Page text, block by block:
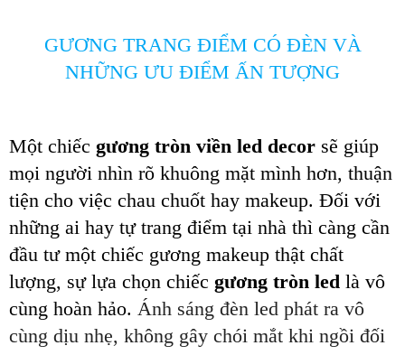
GƯƠNG TRANG ĐIỂM CÓ ĐÈN VÀ
NHỮNG ƯU ĐIỂM ẤN TƯỢNG
Một chiếc gương tròn viền led decor sẽ giúp
mọi người nhìn rõ khuông mặt mình hơn, thuận
tiện cho việc chau chuốt hay makeup. Đối với
những ai hay tự trang điểm tại nhà thì càng cần
đầu tư một chiếc gương makeup thật chất
lượng, sự lựa chọn chiếc gương tròn led là vô
cùng hoàn hảo. Ánh sáng đèn led phát ra vô
cùng dịu nhẹ, không gây chói mắt khi ngồi đối